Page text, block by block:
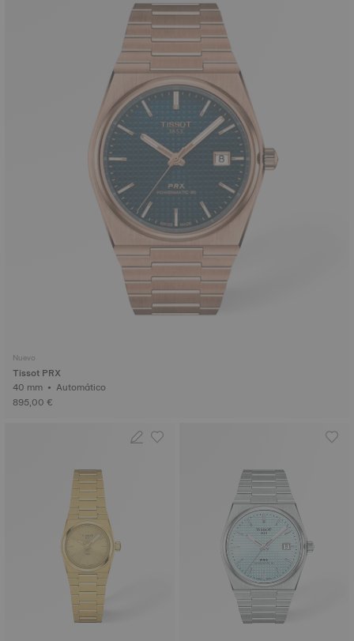
Nuevo
Tissot PRX
40 mm • Automático
895,00 €